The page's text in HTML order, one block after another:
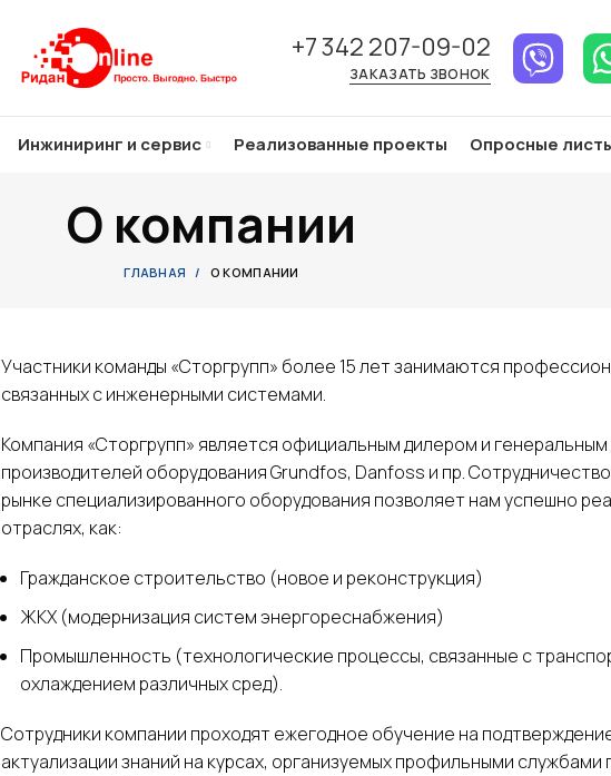
+7 342 207-09-02
ЗАКАЗАТЬ ЗВОНОК
Инжиниринг и сервис Реализованные проекты Опросные
О компании
ГЛАВНАЯ О КОМПАНИИ
Участники команды «Сторгрупп» более 15 лет занимаются
связанных с инженерными системами.
Компания «Сторгрупп» является официальным дилером и
производителей оборудования Grundfos, Danfoss и пр.
рынке специализированного оборудования позволяет нам успешно
отраслях, как:
Гражданское строительство (новое и реконструкция)
ЖКХ (модернизация систем энергореснабжения)
Промышленность (технологические процессы, связанные с
охлаждением различных сред).
Сотрудники компании проходят ежегодное обучение на
актуализации знаний на курсах, организуемых профильными службами